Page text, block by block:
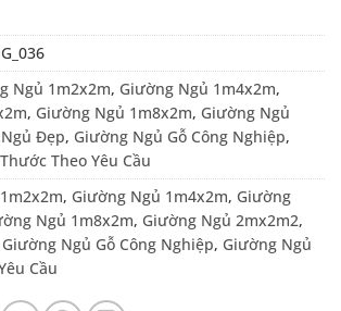
Ngủ 1m2x2m, Giường Ngủ 1m4x2m,
, Giường Ngủ 1m8x2m, Giường Ngủ
Đẹp, Giường Ngủ Gỗ Công Nghiệp,
Theo Yêu Cầu
, Giường Ngủ 1m4x2m, Giường
Ngủ 1m8x2m, Giường Ngủ 2mx2m2,
Giường Ngủ Gỗ Công Nghiệp, Giường Ngủ
Cầu